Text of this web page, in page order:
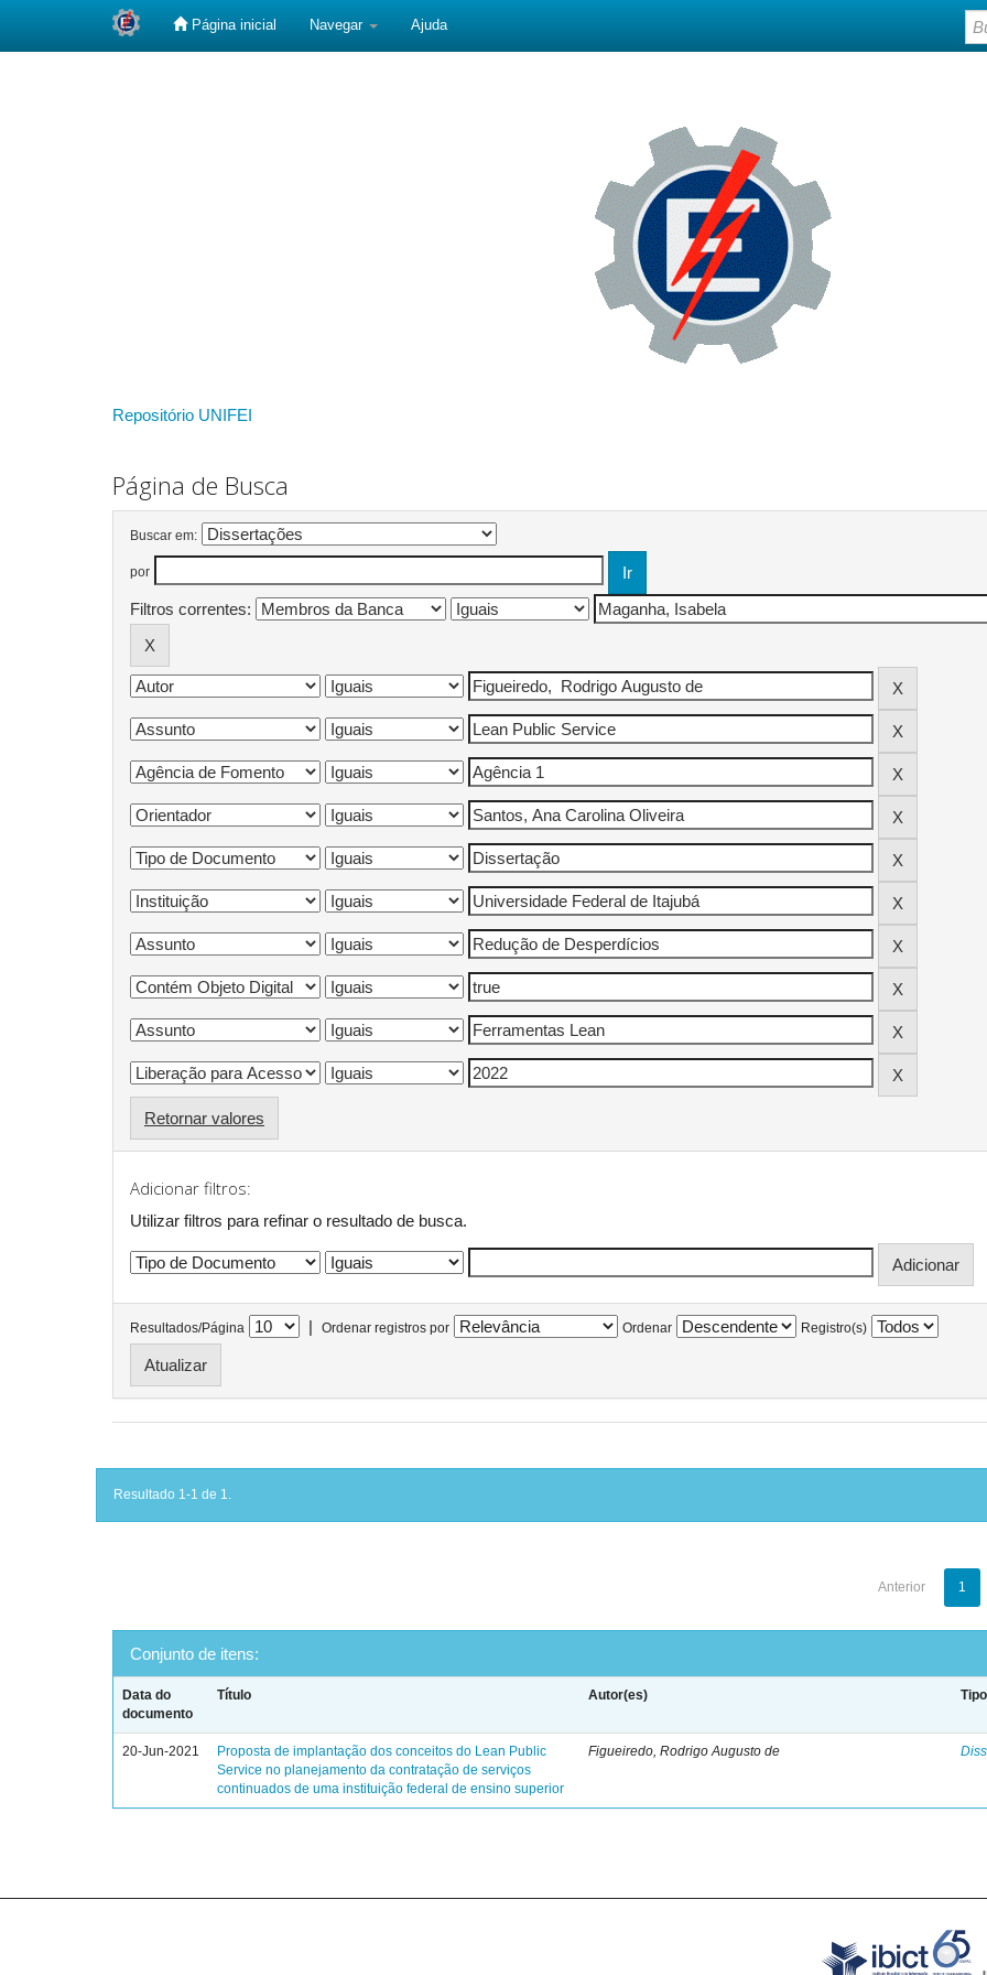
Página inicial Navegar Ajuda
Repositório UNIFEI
Página de Busca
Buscar em:
por
Filtros correntes:
Retornar valores
Adicionar filtros:
Utilizar filtros para refinar o resultado de busca.
Resultados/Página | Ordenar registros por Ordenar Registro(s)
Resultado 1-1 de 1.
Anterior 1
Conjunto de itens:
Data do
documento
Título Autor(es) Tipo
20-Jun-2021
Proposta de implantação dos conceitos do Lean Public
Service no planejamento da contratação de serviços
continuados de uma instituição federal de ensino superior
Figueiredo, Rodrigo Augusto de